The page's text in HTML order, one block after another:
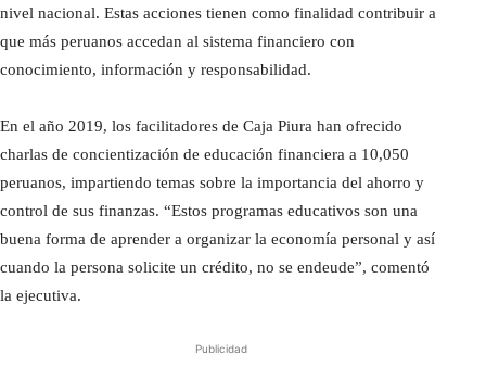
nivel nacional. Estas acciones tienen como finalidad contribuir a
que más peruanos accedan al sistema financiero con
conocimiento, información y responsabilidad.
En el año 2019, los facilitadores de Caja Piura han ofrecido
charlas de concientización de educación financiera a 10,050
peruanos, impartiendo temas sobre la importancia del ahorro y
control de sus finanzas. “Estos programas educativos son una
buena forma de aprender a organizar la economía personal y así
cuando la persona solicite un crédito, no se endeude”, comentó
la ejecutiva.
Publicidad